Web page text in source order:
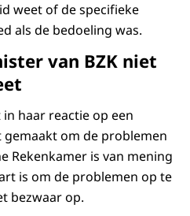
weet of de specifieke
als de bedoeling was.
van BZK niet
haar reactie op een
om de problemen
Rekenkamer is van mening
is om de problemen op te
bezwaar op.